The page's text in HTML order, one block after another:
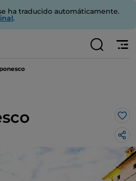
ha traducido automáticamente.
.
Me